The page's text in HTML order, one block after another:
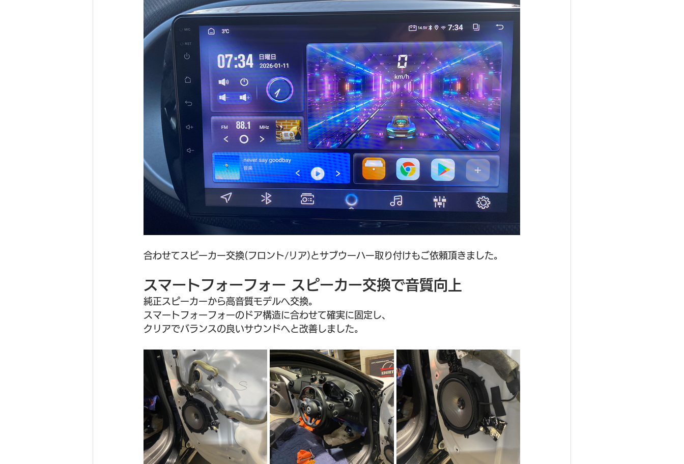
合わせてスピーカー交換(フロント/リア)とサブウーハー取り付けもご依頼頂きました。
スマートフォーフォー スピーカー交換で音質向上
純正スピーカーから高音質モデルへ交換。
スマートフォーフォーのドア構造に合わせて確実に固定し、
クリアでバランスの良いサウンドへと改善しました。